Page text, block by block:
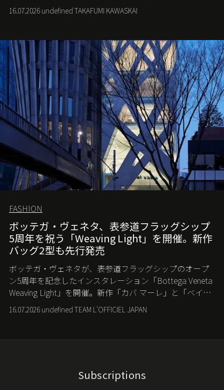
16.07.2026 undefined TAKAFUMI KAWASKAI
FASHION
ボッテガ・ヴェネタ、表参道フラッグシップ
5周年を祝う「Weaving Light」を開催。新作
バッグ2型も先行発売
ボッテガ・ヴェネタが、表参道フラッグシップのオープ
ン5周年を記念したインスタレーション「Bottega Veneta
Weaving Light」を開催。新作「カバ マーレ」と「ベイビ
ー カンパーナ」も先行発売する。
16.07.2026 undefined TEAM L'OFFICIEL JAPAN
Subscriptions